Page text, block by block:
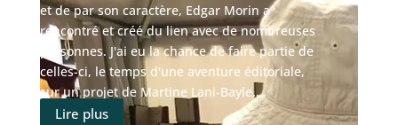
et de par son caractère, Edgar Morin a
rencontré et créé du lien avec de nombreuses
personnes. J'ai eu la chance de faire partie de
celles-ci, le temps d'une aventure éditoriale,
sur un projet de Martine Lani-Bayle,...
Lire plus